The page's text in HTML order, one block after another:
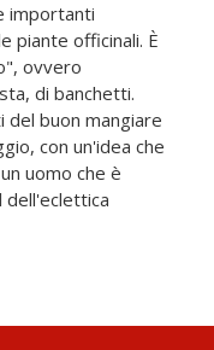
importanti
piante officinali. È
ovvero
di banchetti.
del buon mangiare
con un'idea che
uomo che è